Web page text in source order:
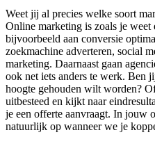
Weet jij al precies welke soort
Online marketing is zoals je weet
bijvoorbeeld aan conversie
zoekmachine adverteren, social
marketing. Daarnaast gaan
ook net iets anders te werk. Ben
hoogte gehouden wilt worden?
uitbesteed en kijkt naar
je een offerte aanvraagt. In jouw
natuurlijk op wanneer we je